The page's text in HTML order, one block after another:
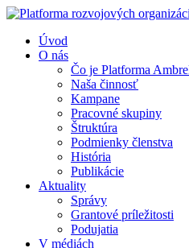
Úvod
O nás
Čo je Platforma
Naša činnosť
Kampane
Pracovné skupiny
Štruktúra
Podmienky členstva
História
Publikácie
Aktuality
Správy
Grantové príležitosti
Podujatia
V médiách